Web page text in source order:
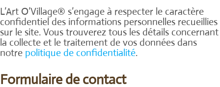
L’Art O’Village® s’engage à respecter le caractère
confidentiel des informations personnelles recueillies
sur le site. Vous trouverez tous les détails concernant
la collecte et le traitement de vos données dans
notre politique de confidentialité.
Formulaire de contact